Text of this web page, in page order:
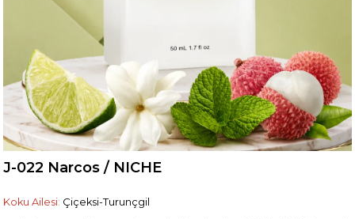
J-022 Narcos / NICHE
Koku Ailesi: Çiçeksi-Turunçgil